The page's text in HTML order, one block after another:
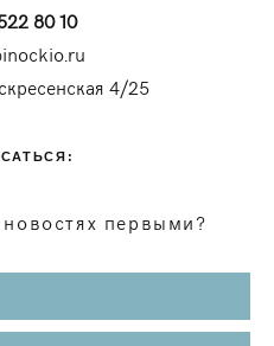
80 10
4/25
первыми?